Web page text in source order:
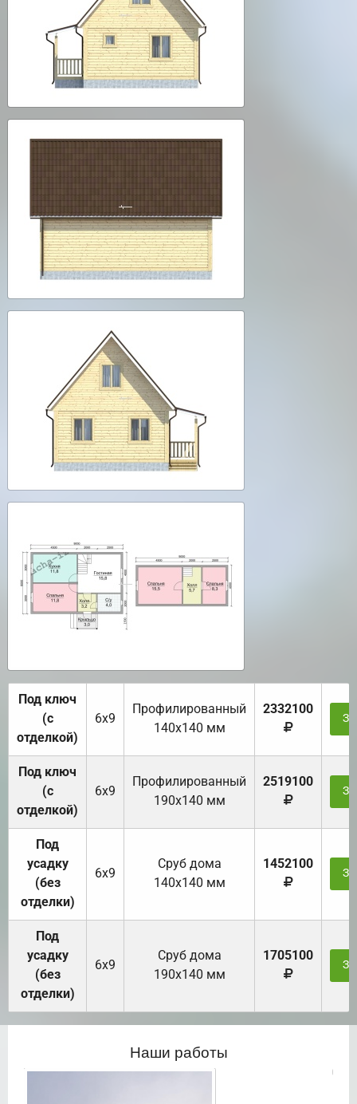
Под ключ
(с
отделкой)
6х9
Профилированный
140х140 мм
2332100
Под ключ
(с
отделкой)
6х9
Профилированный
190х140 мм
2519100
Под
усадку
(без
отделки)
6х9
Cруб дома
140х140 мм
1452100
Под
усадку
(без
отделки)
6х9
Cруб дома
190х140 мм
1705100
Наши работы